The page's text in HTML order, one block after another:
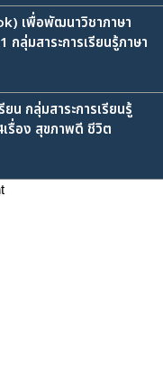
เพื่อพัฒนาวิชาภาษา
กลุ่มสาระการเรียนรู้ภาษา
น กลุ่มสาระการเรียนรู้
รื่อง สุขภาพดี ชีวิต